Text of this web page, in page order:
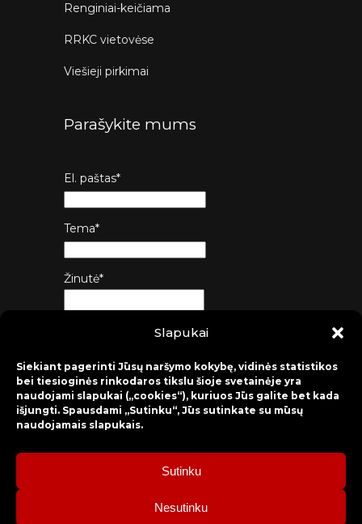
Slapukai
Siekiant pagerinti Jūsų naršymo kokybę, vidinės statistikos
bei tiesioginės rinkodaros tikslu šioje svetainėje yra
naudojami slapukai („cookies“), kuriuos Jūs galite bet kada
išjungti. Spausdami „Sutinku“, Jūs sutinkate su mūsų
naudojamais slapukais.
Sutinku
Nesutinku
Renginiai-keičiama
RRKC vietovėse
Viešieji pirkimai
Parašykite mums
El. paštas*
Tema*
Žinutė*
2026 © Raseinių rajono kultūros centras